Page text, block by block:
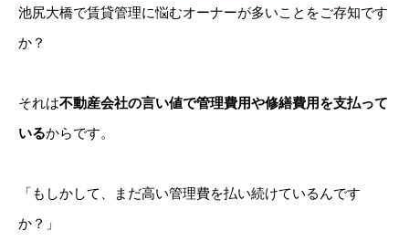
池尻大橋で賃貸管理に悩むオーナーが多いことをご存知です
か？
それは不動産会社の言い値で管理費用や修繕費用を支払って
いるからです。
「もしかして、まだ高い管理費を払い続けているんです
か？」